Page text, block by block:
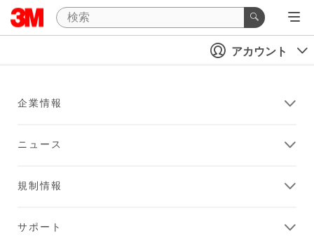
アカウント
企業情報
ニュース
規制情報
サポート